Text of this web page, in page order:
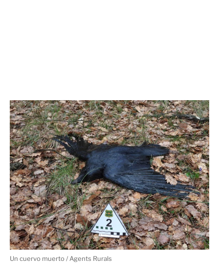
Un cuervo muerto / Agents Rurals